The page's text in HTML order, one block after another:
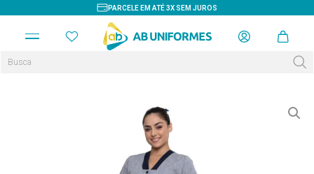
PARCELE EM ATÉ 3X SEM JUROS